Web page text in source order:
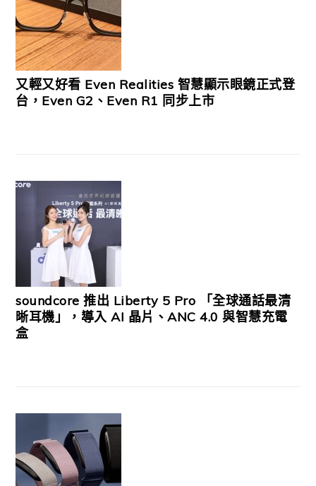
又輕又好看 Even Realities 智慧顯示眼鏡正式登
台，Even G2、Even R1 同步上市
soundcore 推出 Liberty 5 Pro 「全球通話最清
晰耳機」，導入 AI 晶片、ANC 4.0 與智慧充電
盒